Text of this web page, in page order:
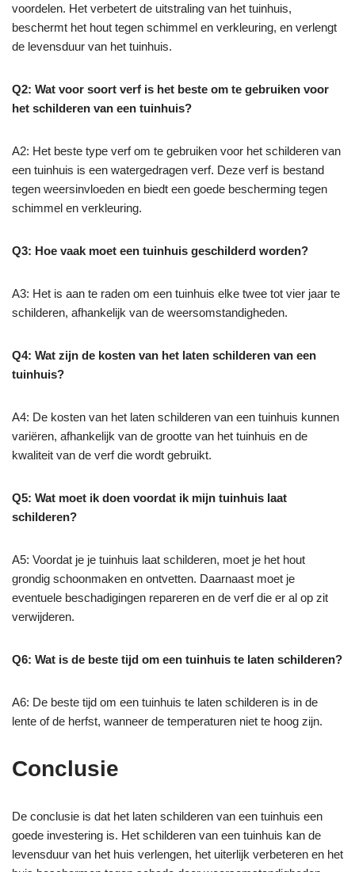
voordelen. Het verbetert de uitstraling van het tuinhuis,
beschermt het hout tegen schimmel en verkleuring, en verlengt
de levensduur van het tuinhuis.
Q2: Wat voor soort verf is het beste om te gebruiken voor
het schilderen van een tuinhuis?
A2: Het beste type verf om te gebruiken voor het schilderen van
een tuinhuis is een watergedragen verf. Deze verf is bestand
tegen weersinvloeden en biedt een goede bescherming tegen
schimmel en verkleuring.
Q3: Hoe vaak moet een tuinhuis geschilderd worden?
A3: Het is aan te raden om een tuinhuis elke twee tot vier jaar te
schilderen, afhankelijk van de weersomstandigheden.
Q4: Wat zijn de kosten van het laten schilderen van een
tuinhuis?
A4: De kosten van het laten schilderen van een tuinhuis kunnen
variëren, afhankelijk van de grootte van het tuinhuis en de
kwaliteit van de verf die wordt gebruikt.
Q5: Wat moet ik doen voordat ik mijn tuinhuis laat
schilderen?
A5: Voordat je je tuinhuis laat schilderen, moet je het hout
grondig schoonmaken en ontvetten. Daarnaast moet je
eventuele beschadigingen repareren en de verf die er al op zit
verwijderen.
Q6: Wat is de beste tijd om een tuinhuis te laten schilderen?
A6: De beste tijd om een tuinhuis te laten schilderen is in de
lente of de herfst, wanneer de temperaturen niet te hoog zijn.
Conclusie
De conclusie is dat het laten schilderen van een tuinhuis een
goede investering is. Het schilderen van een tuinhuis kan de
levensduur van het huis verlengen, het uiterlijk verbeteren en het